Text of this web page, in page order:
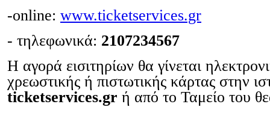
-online: www.ticketservices.gr
- τηλεφωνικά: 2107234567
Η αγορά εισιτηρίων θα γίνεται
χρεωστικής ή πιστωτικής κάρτας στην
ticketservices.gr ή από το Ταμείο του